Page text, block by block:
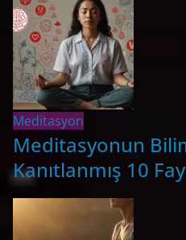
Meditasyon
Meditasyonun
Kanıtlanmış 10